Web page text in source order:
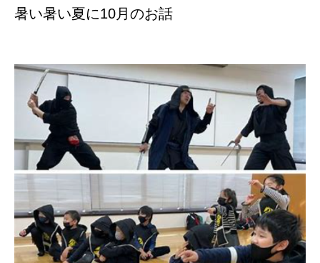
暑い暑い夏に10月のお話